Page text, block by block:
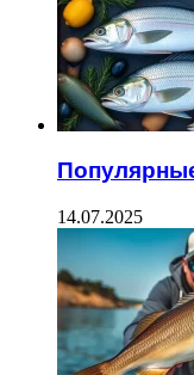
14.07.2025